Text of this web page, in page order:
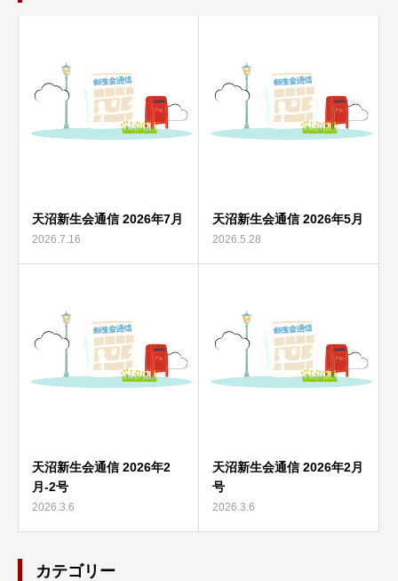
天沼新生会通信 2026年7月
2026.7.16
天沼新生会通信 2026年5月
2026.5.28
天沼新生会通信 2026年2
月-2号
2026.3.6
天沼新生会通信 2026年2月
号
2026.3.6
カテゴリー